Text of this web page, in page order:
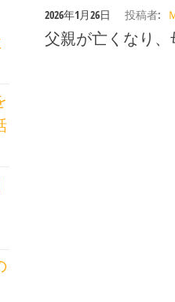
2026年1月26日 投稿者:
父親が亡くなり